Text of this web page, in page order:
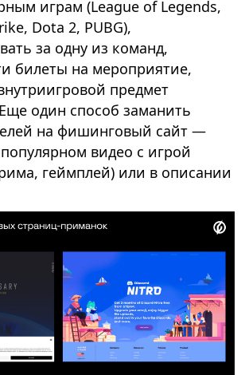
играм (League of Legends,
Dota 2, PUBG),
за одну из команд,
билеты на мероприятие,
предмет
один способ заманить
на фишинговый сайт —
видео с игрой
геймплей) или в описании